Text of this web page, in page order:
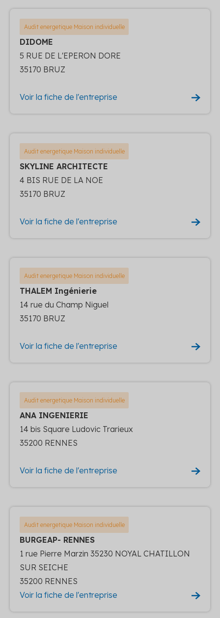
Audit energetique Maison individuelle
DIDOME
5 RUE DE L'EPERON DORE
35170 BRUZ
Voir la fiche de l'entreprise
Audit energetique Maison individuelle
SKYLINE ARCHITECTE
4 BIS RUE DE LA NOE
35170 BRUZ
Voir la fiche de l'entreprise
Audit energetique Maison individuelle
THALEM Ingénierie
14 rue du Champ Niguel
35170 BRUZ
Voir la fiche de l'entreprise
Audit energetique Maison individuelle
ANA INGENIERIE
14 bis Square Ludovic Trarieux
35200 RENNES
Voir la fiche de l'entreprise
Audit energetique Maison individuelle
BURGEAP- RENNES
1 rue Pierre Marzin 35230 NOYAL CHATILLON
SUR SEICHE
35200 RENNES
Voir la fiche de l'entreprise